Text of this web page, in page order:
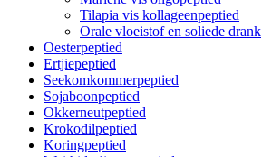
Tilapia vis kollageenpeptied
Orale vloeistof en soliede drank
Oesterpeptied
Ertjiepeptied
Seekomkommerpeptied
Sojaboonpeptied
Okkerneutpeptied
Krokodilpeptied
Koringpeptied